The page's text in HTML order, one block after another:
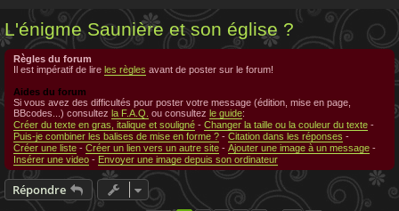
L'énigme Saunière et son église ?
Règles du forum
Il est impératif de lire les règles avant de poster sur le forum!
Aides du forum
Si vous avez des difficultés pour poster votre message (édition, mise en page,
BBcodes...) consultez la F.A.Q. ou consultez le guide:
Créer du texte en gras, italique et souligné - Changer la taille ou la couleur du texte -
Puis-je combiner les balises de mise en forme ? - Citation dans les réponses -
Créer une liste - Créer un lien vers un autre site - Ajouter une image à un message -
Insérer une video - Envoyer une image depuis son ordinateur
Répondre